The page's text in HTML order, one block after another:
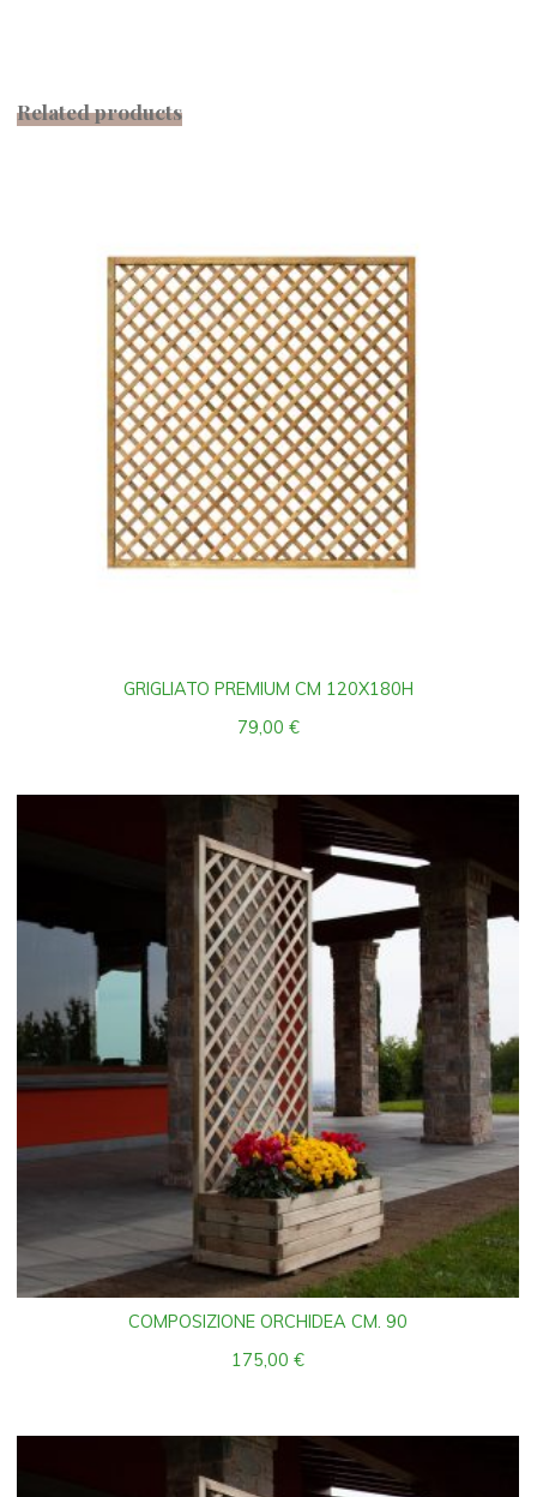
Related products
GRIGLIATO PREMIUM CM 120X180H
79,00 €
COMPOSIZIONE ORCHIDEA CM. 90
175,00€